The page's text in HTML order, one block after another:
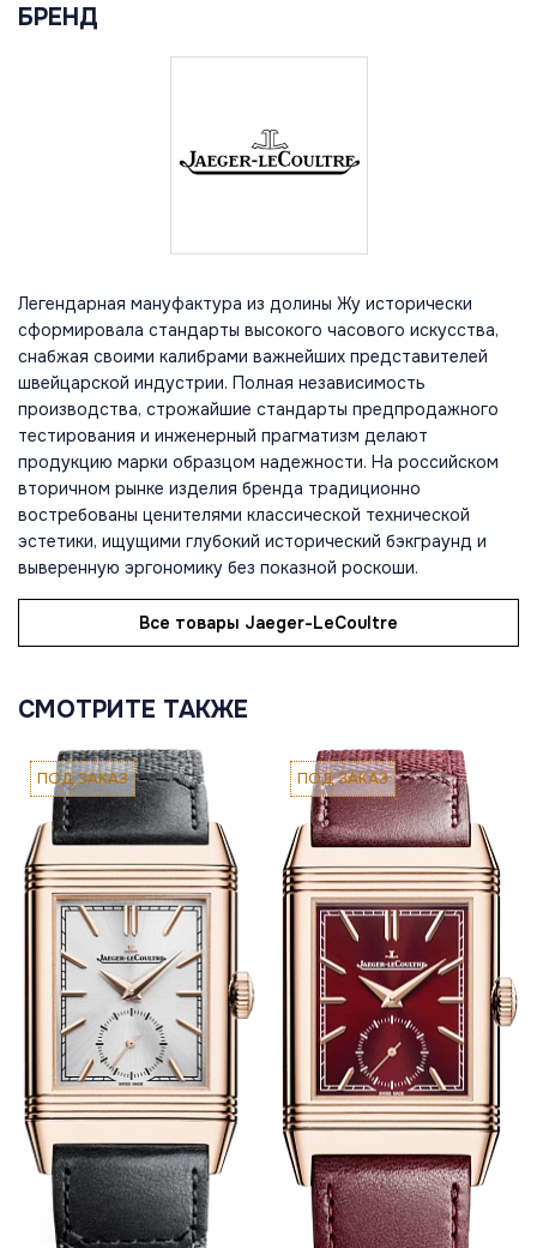
БРЕНД
Легендарная мануфактура из долины Жу исторически
сформировала стандарты высокого часового искусства,
снабжая своими калибрами важнейших представителей
швейцарской индустрии. Полная независимость
производства, строжайшие стандарты предпродажного
тестирования и инженерный прагматизм делают
продукцию марки образцом надежности. На российском
вторичном рынке изделия бренда традиционно
востребованы ценителями классической технической
эстетики, ищущими глубокий исторический бэкграунд и
выверенную эргономику без показной роскоши.
Все товары Jaeger-LeCoultre
СМОТРИТЕ ТАКЖЕ
ПОД ЗАКАЗ ПОД ЗАКАЗ